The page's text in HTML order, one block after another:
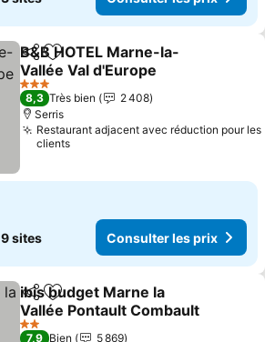
PartagerAjouter à mes favoris
B&B HOTEL Marne-la-
Vallée Val d'Europe
3 Étoiles
8,3 Très bien
2 408
Serris
Restaurant adjacent avec réduction pour les
clients
9 sites Consulter les prix
PartagerAjouter à mes favoris
ibis budget Marne la
Vallée Pontault Combault
2 Étoiles
7,9 Bien 5 869